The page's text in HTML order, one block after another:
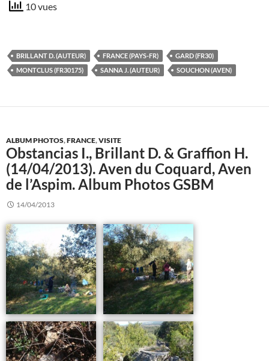
10 vues
BRILLANT D. (AUTEUR) FRANCE (PAYS-FR)
GARD (FR30)
MONTCLUS (FR30175)
SANNA J. (AUTEUR) SOUCHON (AVEN)
ALBUM PHOTOS,FRANCE,VISITE
Obstancias I., Brillant D. & Graffion H.
(14/04/2013). Aven du Coquard, Aven
de l’Aspim. Album Photos GSBM
14/04/2013